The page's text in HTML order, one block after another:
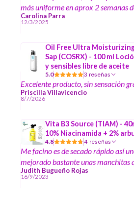
más uniforme en aprox 2 semanas
Carolina Parra
12/3/2025
Oil Free Ultra
Sap (COSRX) - 100 ml
y sensibles libre de aceite
5.0 3 reseñas
Excelente producto, sin sensación
Priscilla Villavicencio
8/7/2026
Vita B3 Source (TIAM) -
10% Niacinamida + 2%
4.8 4 reseñas
Me facino es de secado rápido así
mejorado bastante unas manchitas
Judith Bugueño Rojas
16/9/2023